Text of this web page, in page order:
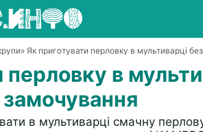
» Як приготувати перловку в мультиварці
перловку в
замочування
в мультиварці смачну